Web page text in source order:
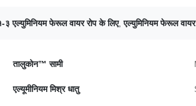
एल्युमिनियम फेरूल वायर रोप के लिए,एल्युमिनियम फेरूल
तालुकोन™ सामी
एल्यूमीनियम मिश्र धातु